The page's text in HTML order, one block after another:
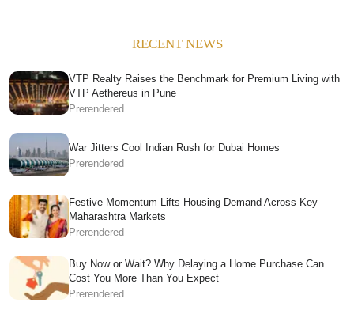
RECENT NEWS
VTP Realty Raises the Benchmark for Premium Living with
VTP Aethereus in Pune
Prerendered
War Jitters Cool Indian Rush for Dubai Homes
Prerendered
Festive Momentum Lifts Housing Demand Across Key
Maharashtra Markets
Prerendered
Buy Now or Wait? Why Delaying a Home Purchase Can
Cost You More Than You Expect
Prerendered